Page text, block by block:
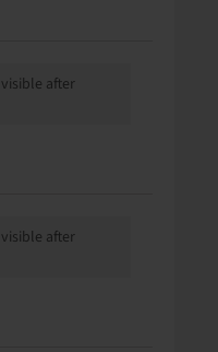
after
after